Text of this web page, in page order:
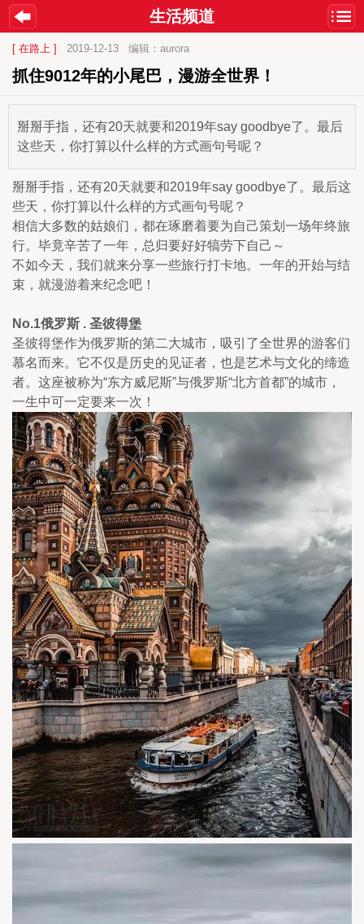
生活频道
[ 在路上 ] 2019-12-13 编辑：aurora
抓住9012年的小尾巴，漫游全世界！
掰掰手指，还有20天就要和2019年say goodbye了。最后
这些天，你打算以什么样的方式画句号呢？
掰掰手指，还有20天就要和2019年say goodbye了。最后这
些天，你打算以什么样的方式画句号呢？
相信大多数的姑娘们，都在琢磨着要为自己策划一场年终旅
行。毕竟辛苦了一年，总归要好好犒劳下自己～
不如今天，我们就来分享一些旅行打卡地。一年的开始与结
束，就漫游着来纪念吧！
No.1俄罗斯 . 圣彼得堡
圣彼得堡作为俄罗斯的第二大城市，吸引了全世界的游客们
慕名而来。它不仅是历史的见证者，也是艺术与文化的缔造
者。这座被称为“东方威尼斯”与俄罗斯“北方首都”的城市，
一生中可一定要来一次！